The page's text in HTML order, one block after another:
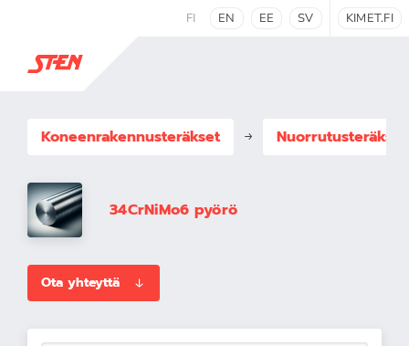
FI EN EE SV KIMET.FI
Koneenrakennus­teräkset Nuorrutusteräkset
34CrNiMo6 pyörö
Ota yhteyttä